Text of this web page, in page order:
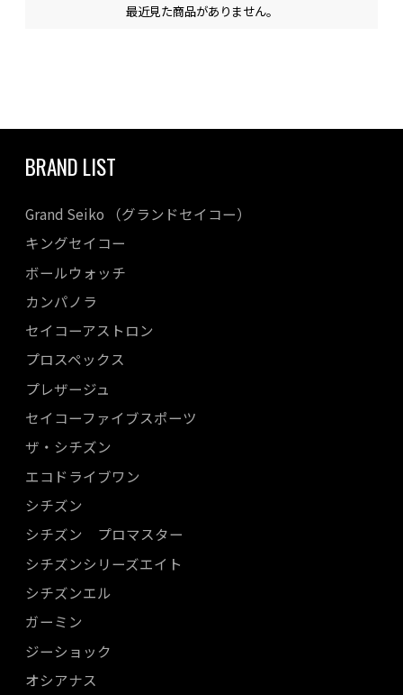
最近見た商品がありません。
BRAND LIST
Grand Seiko （グランドセイコー）
キングセイコー
ボールウォッチ
カンパノラ
セイコーアストロン
プロスペックス
プレザージュ
セイコーファイブスポーツ
ザ・シチズン
エコドライブワン
シチズン
シチズン プロマスター
シチズンシリーズエイト
シチズンエル
ガーミン
ジーショック
オシアナス